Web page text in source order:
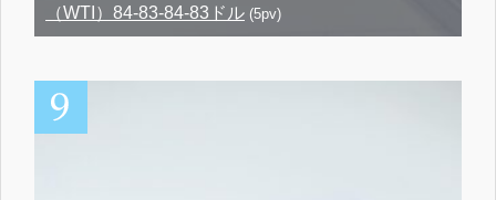
（WTI）84-83-84-83ドル (5pv)